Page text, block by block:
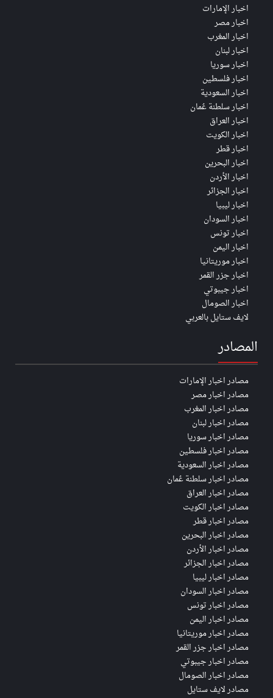
اخبار الإمارات
اخبار مصر
اخبار المغرب
اخبار لبنان
اخبار سوريا
اخبار فلسطين
اخبار السعودية
اخبار سلطنة عُمان
اخبار العراق
اخبار الكويت
اخبار قطر
اخبار البحرين
اخبار الأردن
اخبار الجزائر
اخبار ليبيا
اخبار السودان
اخبار تونس
اخبار اليمن
اخبار موريتانيا
اخبار جزر القمر
اخبار جيبوتي
اخبار الصومال
لايف ستايل بالعربي
المصادر
مصادر اخبار الإمارات
مصادر اخبار مصر
مصادر اخبار المغرب
مصادر اخبار لبنان
مصادر اخبار سوريا
مصادر اخبار فلسطين
مصادر اخبار السعودية
مصادر اخبار سلطنة عُمان
مصادر اخبار العراق
مصادر اخبار الكويت
مصادر اخبار قطر
مصادر اخبار البحرين
مصادر اخبار الأردن
مصادر اخبار الجزائر
مصادر اخبار ليبيا
مصادر اخبار السودان
مصادر اخبار تونس
مصادر اخبار اليمن
مصادر اخبار موريتانيا
مصادر اخبار جزر القمر
مصادر اخبار جيبوتي
مصادر اخبار الصومال
مصادر لايف ستايل